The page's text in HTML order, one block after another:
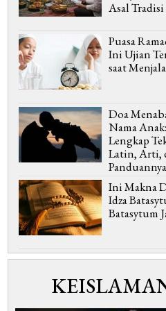
Asal
Puasa
Ini Ujian
saat
Doa
Nama Anak:
Lengkap
Latin, Arti,
Panduannya
Ini Makna
Idza
Batasytum